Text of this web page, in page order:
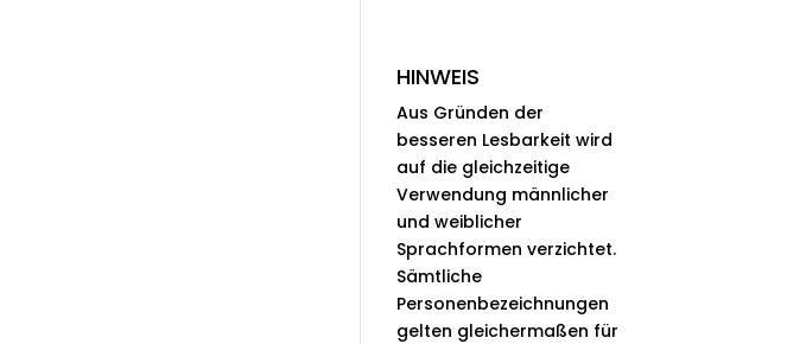
HINWEIS
Aus Gründen der
besseren Lesbarkeit wird
auf die gleichzeitige
Verwendung männlicher
und weiblicher
Sprachformen verzichtet.
Sämtliche
Personenbezeichnungen
gelten gleichermaßen für